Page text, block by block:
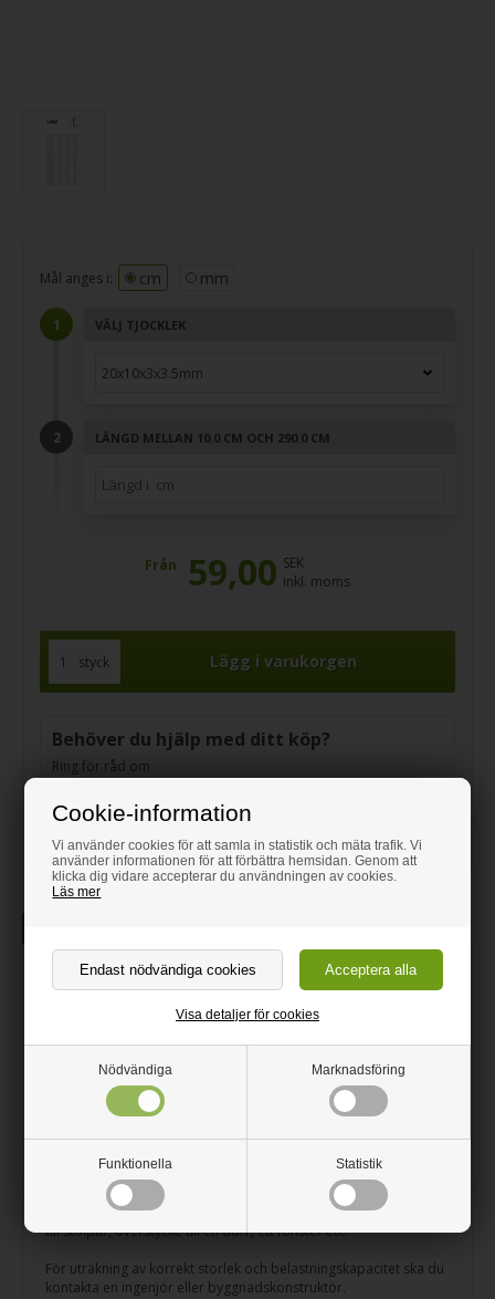
Cookie-information
Vi använder cookies för att samla in statistik och mäta trafik. Vi
använder informationen för att förbättra hemsidan. Genom att
klicka dig vidare accepterar du användningen av cookies.
Läs mer
Nödvändiga Marknadsföring
Funktionella Statistik
Visa detaljer för cookies
Mål anges i: cm mm
VÄLJ TJOCKLEK
LÄNGD MELLAN 10.0 CM OCH 290.0 CM
Från 59,00 SEK
inkl. moms
styck
Behöver du hjälp med ditt köp?
Ring för råd om
kundservice@metallvaror.se
Rostfri UNP-balk
Rostfri UNP stålbalk skuren efter dina mått
Även kallad en U-balk.
Perfekt till GÖR-DET-SJÄLV-projekt
Rostar inte
En rostfri UNP stålbalk kan användas både inomhus och
utomhus. Denna UNP balk rostar inte när den kommer i kontakt
med fukten i luften. Stålbalken används till förstärkning av balkar,
till stolpar, överstycke till en dörr, ett fönster etc.
För uträkning av korrekt storlek och belastningskapacitet ska du
kontakta en ingenjör eller byggnadskonstruktör.